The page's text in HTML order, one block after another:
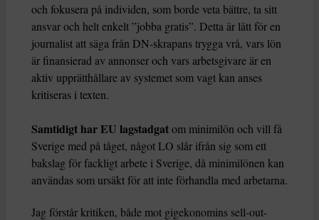
och fokusera på individen, som borde veta bättre, ta sitt
ansvar och helt enkelt ”jobba gratis”. Detta är lätt för en
journalist att säga från DN-skrapans trygga vrå, vars lön
är finansierad av annonser och vars arbetsgivare är en
aktiv upprätthållare av systemet som vagt kan anses
kritiseras i texten.
Samtidigt har EU lagstadgatom minimilön och vill få
Sverige med på tåget, något LO slår ifrån sig som ett
bakslag för fackligt arbete i Sverige, då minimilönen kan
användas som ursäkt för att inte förhandla med arbetarna.
Jag förstår kritiken, både mot gigekonomins sell-out-